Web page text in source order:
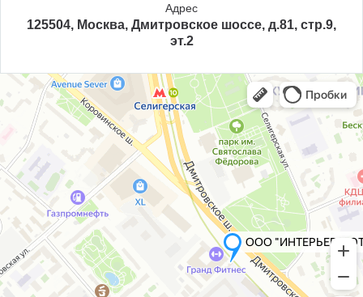
Адрес
125504, Москва, Дмитровское шоссе, д.81, стр.9,
эт.2